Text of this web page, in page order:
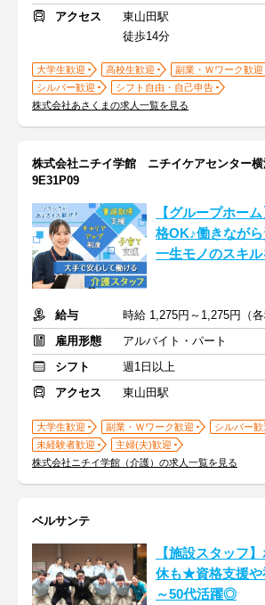
アクセス
東山田駅
徒歩14分
大学生歓迎 高校生歓迎
副業・Ｗワーク歓迎
シルバー歓迎
シフト自由・自己申告
株式会社あさくまの求人一覧を見る
株式会社ニチイ学館 ニチイケアセンター横
9E31P09
【グループホー
格OK♪働きながら
一生モノのスキ
給与
時給 1,275円～1,275円（各
雇用形態
アルバイト・パート
シフト
週1日以上
アクセス
東山田駅
大学生歓迎 副業・Ｗワーク歓迎
シルバー歓
未経験者歓迎
主婦(夫)歓迎
株式会社ニチイ学館（介護）の求人一覧を見る
ベルサンテ
【施設スタッフ
休も★資格支援や
～50代活躍◎